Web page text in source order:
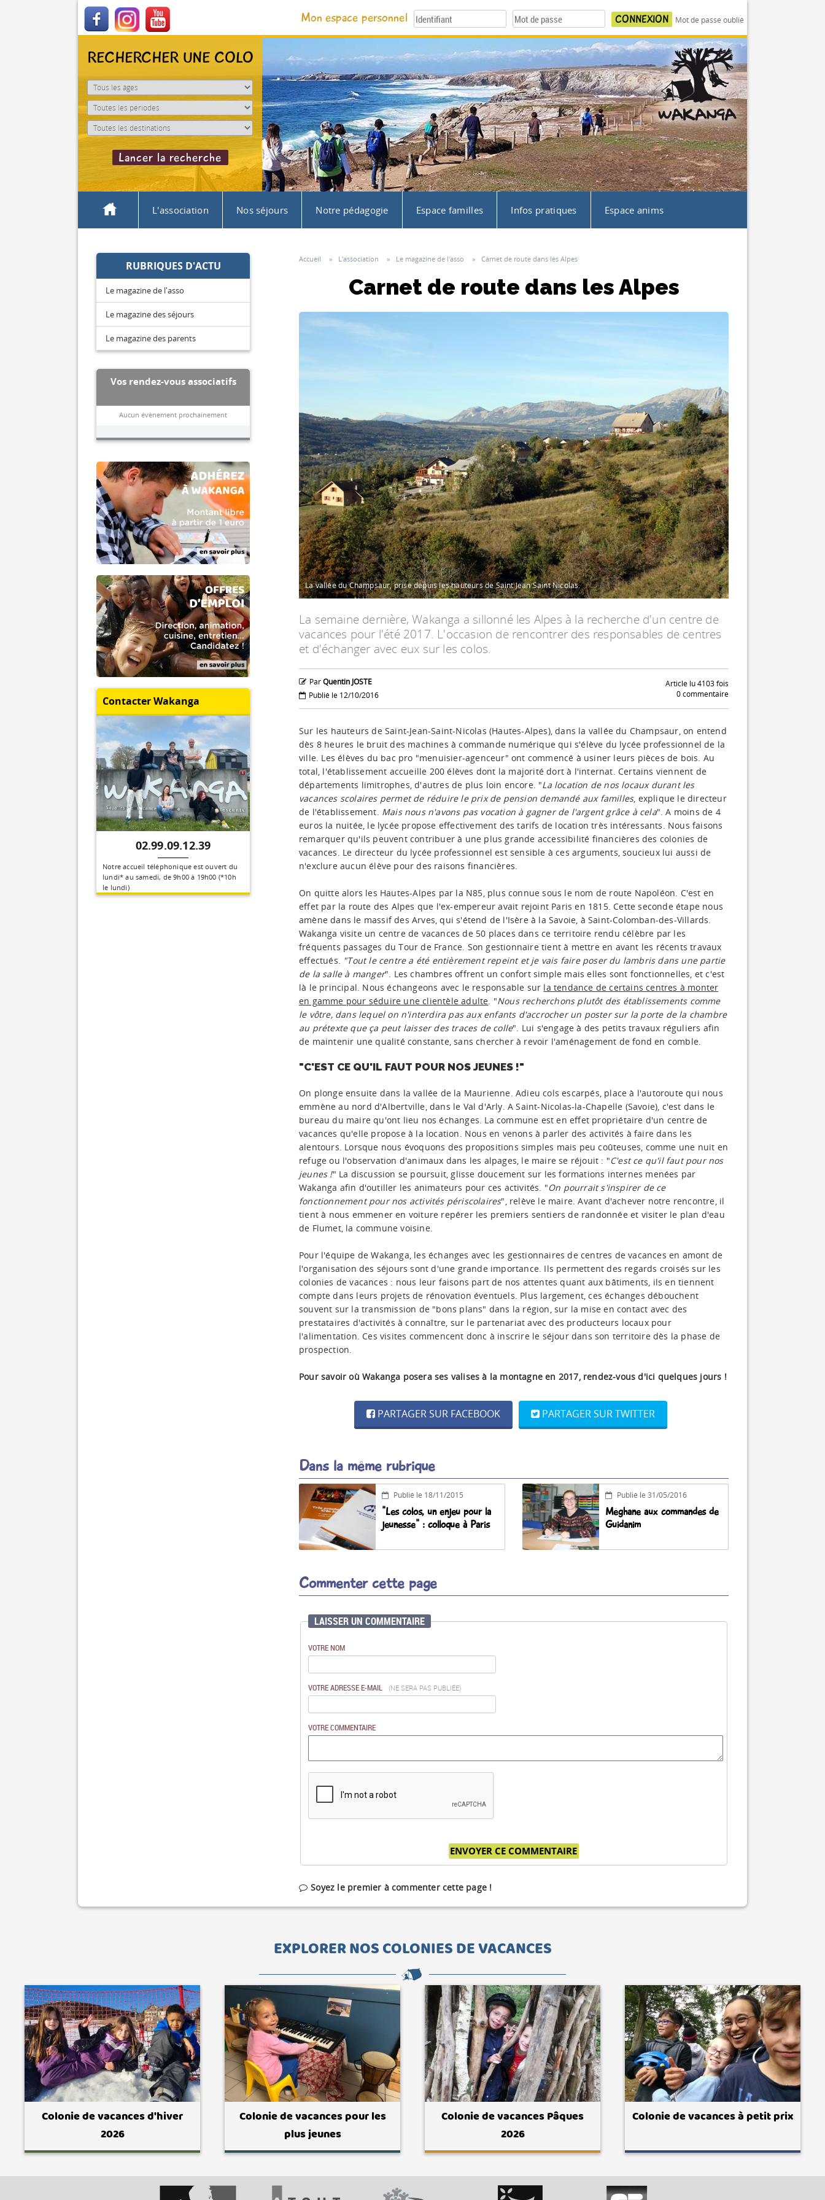
Mon espace personnel Mot de passe oublié
RECHERCHER UNE COLO
L'association Nos séjours Notre pédagogie Espace familles Infos pratiques Espace anims
Accueil » L'association » Le magazine de l'asso » Carnet de route dans les Alpes
Carnet de route dans les Alpes
La vallée du Champsaur, prise depuis les hauteurs de Saint Jean Saint Nicolas.
La semaine dernière, Wakanga a sillonné les Alpes à la recherche d'un centre de
vacances pour l'été 2017. L'occasion de rencontrer des responsables de centres
et d'échanger avec eux sur les colos.
ParQuentin JOSTE
Publié le 12/10/2016
Article lu 4103 fois
0 commentaire
Sur les hauteurs de Saint-Jean-Saint-Nicolas (Hautes-Alpes), dans la vallée du Champsaur, on entend
dès 8 heures le bruit des machines à commande numérique qui s'élève du lycée professionnel de la
ville. Les élèves du bac pro "menuisier-agenceur" ont commencé à usiner leurs pièces de bois. Au
total, l'établissement accueille 200 élèves dont la majorité dort à l'internat. Certains viennent de
départements limitrophes, d'autres de plus loin encore. "La location de nos locaux durant les
vacances scolaires permet de réduire le prix de pension demandé aux familles, explique le directeur
de l'établissement. Mais nous n'avons pas vocation à gagner de l'argent grâce à cela". A moins de 4
euros la nuitée, le lycée propose effectivement des tarifs de location très intéressants. Nous faisons
remarquer qu'ils peuvent contribuer à une plus grande accessibilité financières des colonies de
vacances. Le directeur du lycée professionnel est sensible à ces arguments, soucieux lui aussi de
n'exclure aucun élève pour des raisons financières.
On quitte alors les Hautes-Alpes par la N85, plus connue sous le nom de route Napoléon. C'est en
effet par la route des Alpes que l'ex-empereur avait rejoint Paris en 1815. Cette seconde étape nous
amène dans le massif des Arves, qui s'étend de l'Isère à la Savoie, à Saint-Colomban-des-Villards.
Wakanga visite un centre de vacances de 50 places dans ce territoire rendu célèbre par les
fréquents passages du Tour de France. Son gestionnaire tient à mettre en avant les récents travaux
effectués. "Tout le centre a été entièrement repeint et je vais faire poser du lambris dans une partie
de la salle à manger". Les chambres offrent un confort simple mais elles sont fonctionnelles, et c'est
là le principal. Nous échangeons avec le responsable sur la tendance de certains centres à monter
en gamme pour séduire une clientèle adulte. "Nous recherchons plutôt des établissements comme
le vôtre, dans lequel on n'interdira pas aux enfants d'accrocher un poster sur la porte de la chambre
au prétexte que ça peut laisser des traces de colle". Lui s'engage à des petits travaux réguliers afin
de maintenir une qualité constante, sans chercher à revoir l'aménagement de fond en comble.
"C'EST CE QU'IL FAUT POUR NOS JEUNES !"
On plonge ensuite dans la vallée de la Maurienne. Adieu cols escarpés, place à l'autoroute qui nous
emmène au nord d'Albertville, dans le Val d'Arly. A Saint-Nicolas-la-Chapelle (Savoie), c'est dans le
bureau du maire qu'ont lieu nos échanges. La commune est en effet propriétaire d'un centre de
vacances qu'elle propose à la location. Nous en venons à parler des activités à faire dans les
alentours. Lorsque nous évoquons des propositions simples mais peu coûteuses, comme une nuit en
refuge ou l'observation d'animaux dans les alpages, le maire se réjouit : "C'est ce qu'il faut pour nos
jeunes !" La discussion se poursuit, glisse doucement sur les formations internes menées par
Wakanga afin d'outiller les animateurs pour ces activités. "On pourrait s'inspirer de ce
fonctionnement pour nos activités périscolaires", relève le maire. Avant d'achever notre rencontre, il
tient à nous emmener en voiture repérer les premiers sentiers de randonnée et visiter le plan d'eau
de Flumet, la commune voisine.
Pour l'équipe de Wakanga, les échanges avec les gestionnaires de centres de vacances en amont de
l'organisation des séjours sont d'une grande importance. Ils permettent des regards croisés sur les
colonies de vacances : nous leur faisons part de nos attentes quant aux bâtiments, ils en tiennent
compte dans leurs projets de rénovation éventuels. Plus largement, ces échanges débouchent
souvent sur la transmission de "bons plans" dans la région, sur la mise en contact avec des
prestataires d'activités à connaître, sur le partenariat avec des producteurs locaux pour
l'alimentation. Ces visites commencent donc à inscrire le séjour dans son territoire dès la phase de
prospection.
Pour savoir où Wakanga posera ses valises à la montagne en 2017, rendez-vous d'ici quelques jours !
PARTAGER SUR FACEBOOK PARTAGER SUR TWITTER
Dans la même rubrique
Publié le 18/11/2015
"Les colos, un enjeu pour la
jeunesse" : colloque à Paris
Publié le 31/05/2016
Méghane aux commandes de
Guidanim
Commenter cette page
LAISSER UN COMMENTAIRE
VOTRE NOM
VOTRE ADRESSE E-MAIL (NE SERA PAS PUBLIÉE)
VOTRE COMMENTAIRE
Soyez le premier à commenter cette page !
RUBRIQUES D'ACTU
Le magazine de l'asso
Le magazine des séjours
Le magazine des parents
Vos rendez-vous associatifs
Aucun évènement prochainement
Contacter Wakanga
02.99.09.12.39
Notre accueil téléphonique est ouvert du
lundi* au samedi, de 9h00 à 19h00 (*10h
le lundi)
EXPLORER NOS COLONIES DE VACANCES
Colonie de vacances d'hiver
2026
Colonie de vacances pour les
plus jeunes
Colonie de vacances Pâques
2026
Colonie de vacances à petit prix